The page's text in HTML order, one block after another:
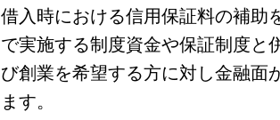
借入時における信用保証料の補助
で実施する制度資金や保証制度と
び創業を希望する方に対し金融面
ます。